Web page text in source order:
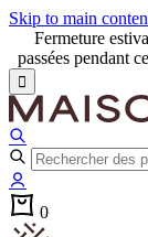
Skip to main
Fermeture
passées pendant

0